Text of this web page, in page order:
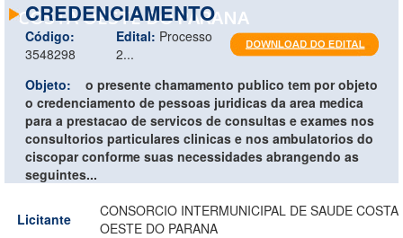
COSTA OESTE DO PARANA
CREDENCIAMENTO
Código:
3548298
Edital: Processo
2...
Objeto:
o presente chamamento publico tem por objeto
o credenciamento de pessoas juridicas da area medica
para a prestacao de servicos de consultas e exames nos
consultorios particulares clinicas e nos ambulatorios do
ciscopar conforme suas necessidades abrangendo as
seguintes...
Licitante
CONSORCIO INTERMUNICIPAL DE SAUDE COSTA
OESTE DO PARANA